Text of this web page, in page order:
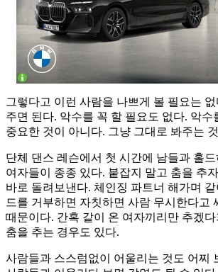
그렇다고 이런 사람을 나쁘게 볼 필요는
주면 된다. 악수를 꼭 할 필요도 없다. 악수
중요한 것이 아니다. 그냥 그대로 봐주는
단체 댄스 레슨에서 첫 시간에 남들과 홀
여자들이 종종 있다. 붙잡지 말고 춤을 추
바로 돌려보낸다. 체인징 파트너 해가며
드를 거부하면 자칫하면 사람 무시한다고
때문이다. 간혹 같이 온 여자끼리만 추겠
춤을 추는 경우도 있다.
사람들과 스스럼없이 어울리는 것도 어찌